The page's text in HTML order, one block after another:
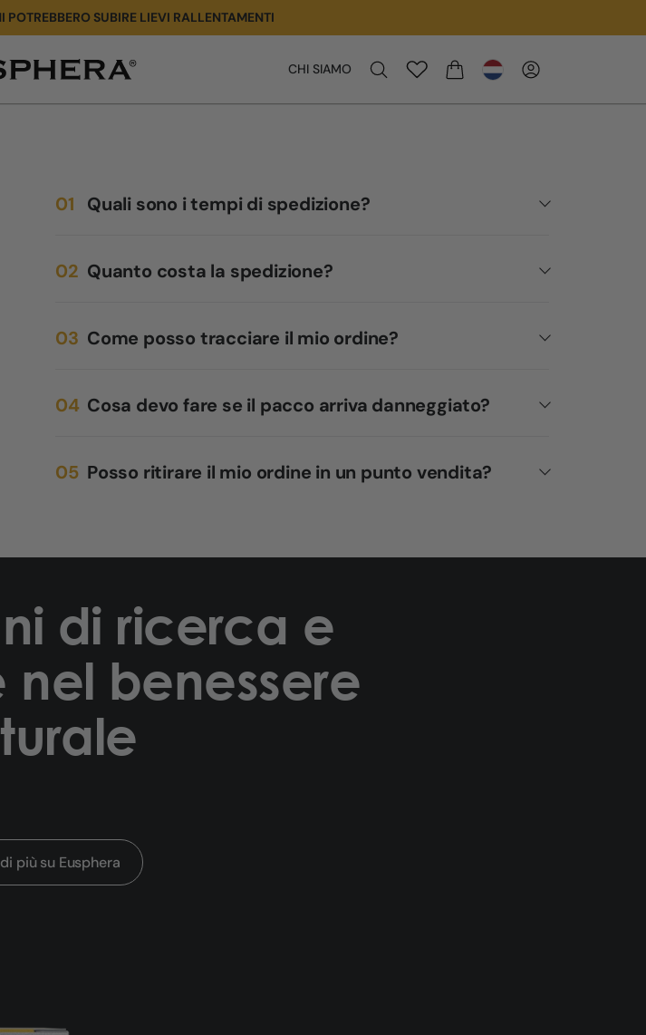
SUBIRE LIEVI RALLENTAMENTI
CHI SIAMO
Quali sono i tempi di spedizione?
Quanto costa la spedizione?
Come posso tracciare il mio ordine?
Cosa devo fare se il pacco arriva danneggiato?
Posso ritirare il mio ordine in un punto vendita?
di ricerca e
nel benessere
più su Eusphera